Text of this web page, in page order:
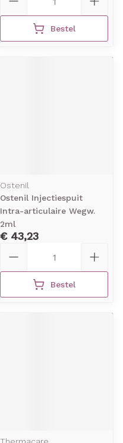
Bestel
Ostenil
Ostenil Injectiespuit
Intra-articulaire Wegw.
2ml
€ 43,23
Bestel